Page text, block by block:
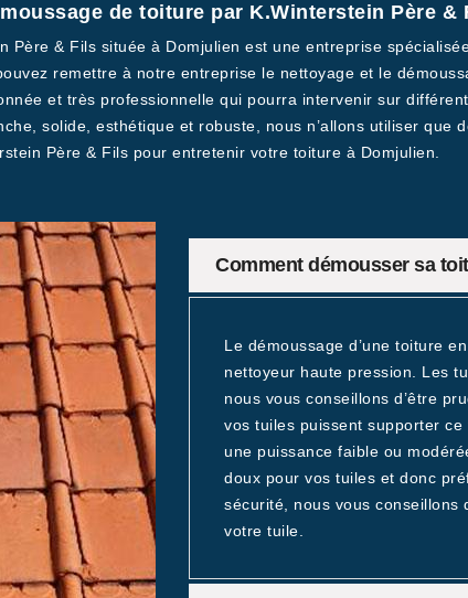
de toiture par K.Winterstein Père &
Père & Fils située à Domjulien est une entreprise
remettre à notre entreprise le nettoyage et le
et très professionnelle qui pourra intervenir sur
solide, esthétique et robuste, nous n’allons utiliser que
Père & Fils pour entretenir votre toiture à Domjulien.
Comment démousser sa
Le démoussage d’une toiture
nettoyeur haute pression. Les
nous vous conseillons d’être
vos tuiles puissent supporter
une puissance faible ou
doux pour vos tuiles et donc
sécurité, nous vous conseillons
votre tuile.